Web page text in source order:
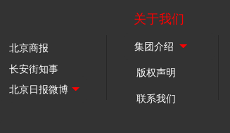
北京商报
长安街知事
关于我们
版权声明
联系我们